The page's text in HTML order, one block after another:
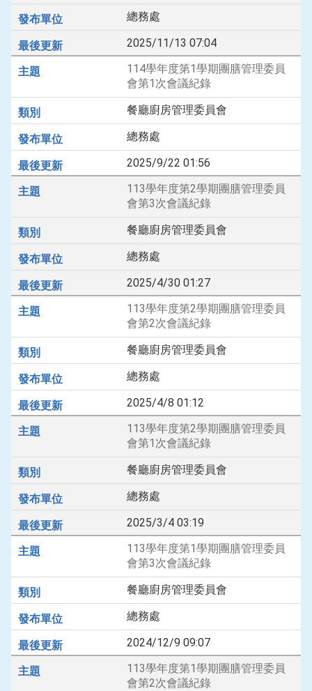
總務處
2025/11/13 07:04
114學年度第1學期團膳管理委員
會第1次會議紀錄
餐廳廚房管理委員會
總務處
2025/9/22 01:56
113學年度第2學期團膳管理委員
會第3次會議紀錄
餐廳廚房管理委員會
總務處
2025/4/30 01:27
113學年度第2學期團膳管理委員
會第2次會議紀錄
餐廳廚房管理委員會
總務處
2025/4/8 01:12
113學年度第2學期團膳管理委員
會第1次會議紀錄
餐廳廚房管理委員會
總務處
2025/3/4 03:19
113學年度第1學期團膳管理委員
會第3次會議紀錄
餐廳廚房管理委員會
總務處
2024/12/9 09:07
113學年度第1學期團膳管理委員
會第2次會議紀錄